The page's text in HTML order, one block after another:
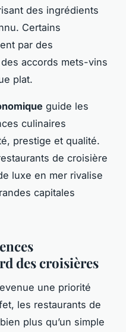
des ingrédients
Certains
par des
accords mets-vins
plat.
guide les
culinaires
prestige et qualité.
de croisière
luxe en mer rivalise
capitales
des croisières
une priorité
les restaurants de
plus qu’un simple